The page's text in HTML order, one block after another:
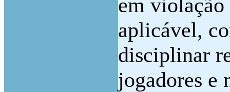
em
aplicável,
disciplinar
jogadores e